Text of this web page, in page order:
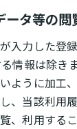
タ等の閲
入力した登
る情報は除き
ように加工
、当該利用
、利用する